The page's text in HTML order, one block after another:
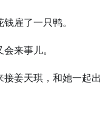
雇了一只鸭。
来事儿。
姜天琪，和她一起出